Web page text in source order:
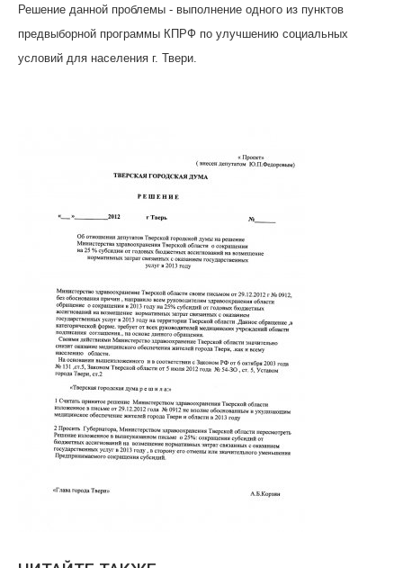
Решение данной проблемы - выполнение одного из пунктов
предвыборной программы КПРФ по улучшению социальных
условий для населения г. Твери.